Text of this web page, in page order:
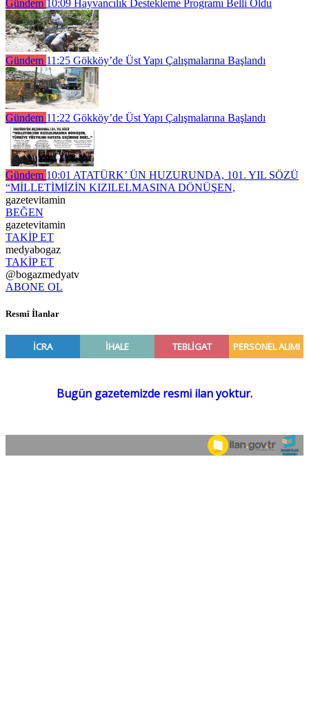
Gündem 10:09 Hayvancılık Destekleme Programı Belli Oldu
Gündem 11:25 Gökköy’de Üst Yapı Çalışmalarına Başlandı
Gündem 11:22 Gökköy’de Üst Yapı Çalışmalarına Başlandı
Gündem 10:01 ATATÜRK’ ÜN HUZURUNDA, 101. YIL SÖZÜ
“MİLLETİMİZİN KIZILELMASINA DÖNÜŞEN,
gazetevitamin
BEĞEN
gazetevitamin
TAKİP ET
medyabogaz
TAKİP ET
@bogazmedyatv
ABONE OL
Resmî İlanlar